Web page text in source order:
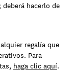
hacerlo de
regalía que
Para
haga clic aquí.